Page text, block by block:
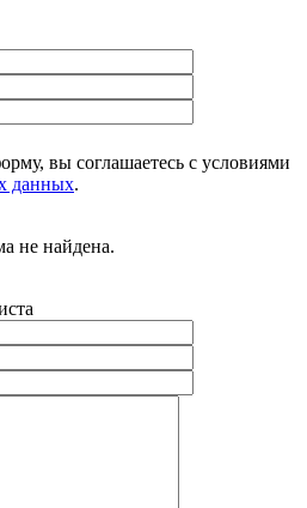
вы соглашаетесь с условиями
данных.
не найдена.